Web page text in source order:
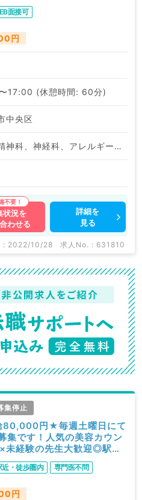
面接可
円
17:00 (休憩時間: 60分)
中央区
神経内科、精神科、神経科、アレルギー科、リウマチ科、小児科、整形外科、形成外科、美容外科、脳神経外科、呼吸器外科、心臓血管外科、小児外科、皮膚科、泌尿器科、産婦人科、産科、婦人科、眼科、耳鼻咽喉科、気管食道科、放射線科、リハビリテーション科、歯科、矯正歯科、歯科口腔外科、小児歯科、麻酔科、ペインクリニック、人工透析科、緩和ケア科、一般内科、循環器内科、呼吸器内科、消化器内科、内分泌・代謝内科、腎臓内科、老年内科、血液内科、外科系全般、一般外科、消化器外科、乳腺外科、総合診療科、美容皮膚科、健診・人間ドック、救急科・ＩＣＵ、病理科、基礎医学系、膠原病科、スポーツ整形外科、大腸・肛門外科、その他、産業医、科目不問
状況を
わせる
詳細を
見る
: 2022/10/28 求人No. : 631810
集停止
80,000円★毎週土曜日にて
集です！人気の美容カウン
未経験の先生大歓迎◎駅徒
年4月からも可能です（科
近・徒歩圏内 専門医不問
円